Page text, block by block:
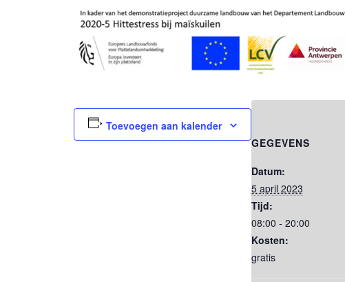
Toevoegen aan kalender
GEGEVENS
Datum:
5 april 2023
Tijd:
08:00 - 20:00
Kosten:
gratis